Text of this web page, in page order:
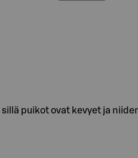
puikot ovat kevyet ja